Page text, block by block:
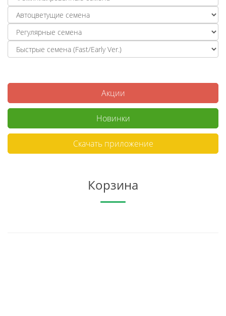
Акции
Новинки
Скачать приложение
Корзина